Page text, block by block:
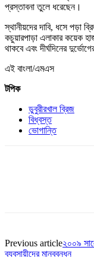
প্রস্তাবনা তুলে ধরেছেন।
স্থানীয়দের দাবি, ধসে পড়া
কচুয়ারপাড়া এলাকার কয়েক
থাকবে এবং দীর্ঘদিনের
এই বাংলা/এমএস
টপিক
ডুবুরীরখাল ব্রিজ
বিধ্বস্ত
ভোগান্তি
Previous article২০০৯
ব্যবসায়ীদের মানববন্ধন